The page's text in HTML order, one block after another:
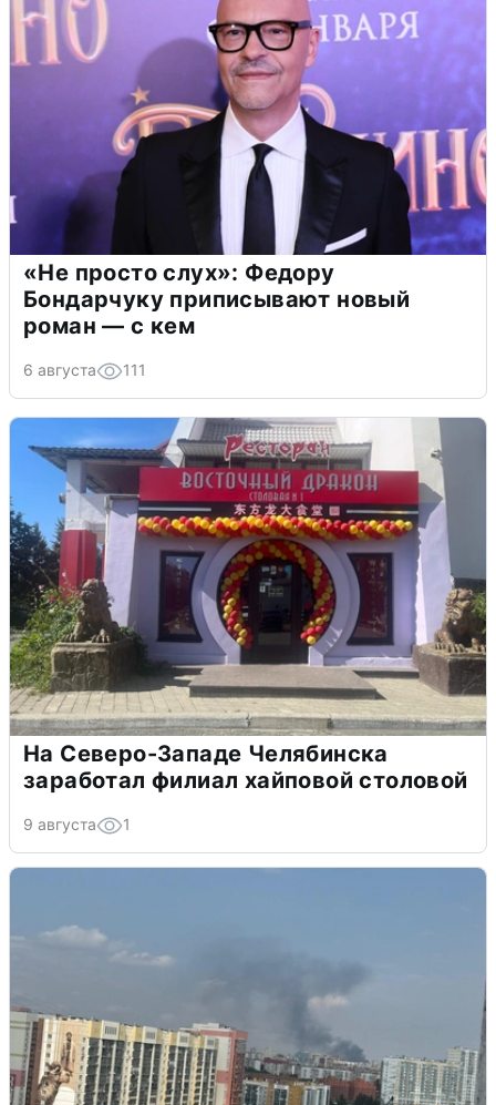
«Не просто слух»: Федору
Бондарчуку приписывают новый
роман — с кем
6 августа 111
На Северо-Западе Челябинска
заработал филиал хайповой столовой
9 августа 1